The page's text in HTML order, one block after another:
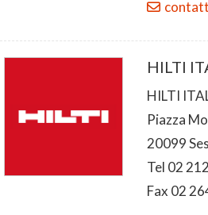
HILTI
HILTI
Piazza
20099
Tel 02
Fax 02